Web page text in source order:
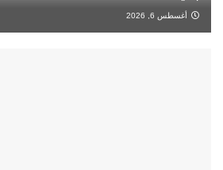
أغسطس 6, 2026